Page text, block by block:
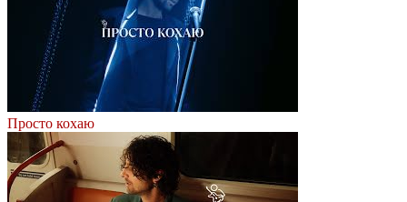
Просто кохаю